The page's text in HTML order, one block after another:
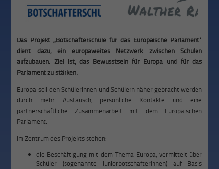
Das Projekt „Botschafterschule für das Europäische Parlament“
dient dazu, ein europaweites Netzwerk zwischen Schulen
aufzubauen. Ziel ist, das Bewusstsein für Europa und für das
Parlament zu stärken.
Europa soll den Schülerinnen und Schülern näher gebracht werden
durch mehr Austausch, persönliche Kontakte und eine
partnerschaftliche Zusammenarbeit mit dem Europäischen
Parlament.
Im Zentrum des Projekts stehen:
die Beschäftigung mit dem Thema Europa, vermittelt über
Schüler (sogenannte JuniorbotschafterInnen) auf Basis